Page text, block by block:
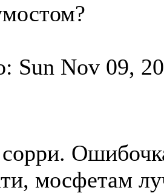
Sun Nov 09,
мосфетам